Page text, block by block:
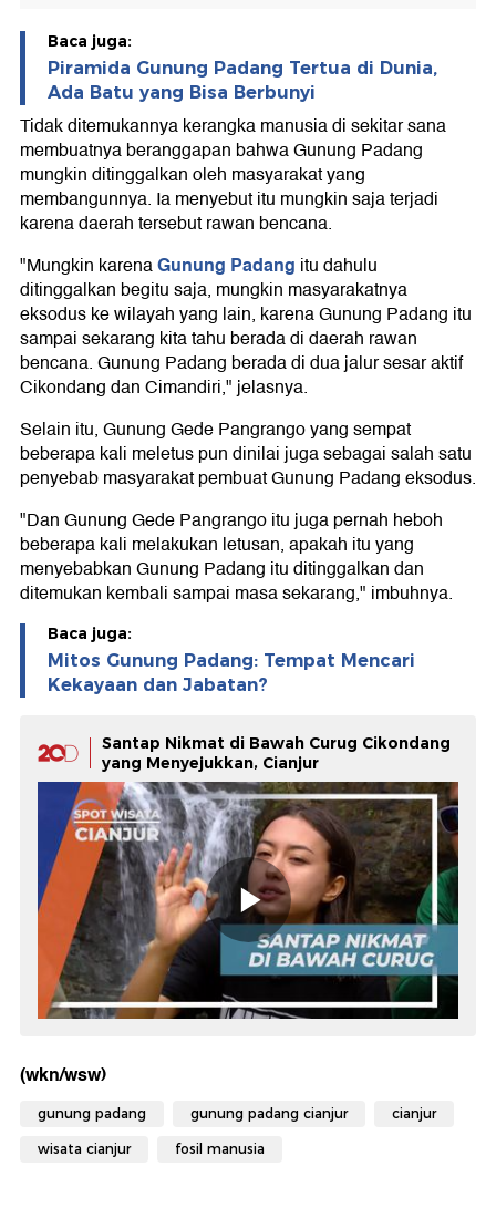
Baca juga:
Piramida Gunung Padang Tertua di Dunia,
Ada Batu yang Bisa Berbunyi
Tidak ditemukannya kerangka manusia di sekitar sana
membuatnya beranggapan bahwa Gunung Padang
mungkin ditinggalkan oleh masyarakat yang
membangunnya. Ia menyebut itu mungkin saja terjadi
karena daerah tersebut rawan bencana.
"Mungkin karenaGunung Padang itu dahulu
ditinggalkan begitu saja, mungkin masyarakatnya
eksodus ke wilayah yang lain, karena Gunung Padang itu
sampai sekarang kita tahu berada di daerah rawan
bencana. Gunung Padang berada di dua jalur sesar aktif
Cikondang dan Cimandiri," jelasnya.
Selain itu, Gunung Gede Pangrango yang sempat
beberapa kali meletus pun dinilai juga sebagai salah satu
penyebab masyarakat pembuat Gunung Padang eksodus.
"Dan Gunung Gede Pangrango itu juga pernah heboh
beberapa kali melakukan letusan, apakah itu yang
menyebabkan Gunung Padang itu ditinggalkan dan
ditemukan kembali sampai masa sekarang," imbuhnya.
Baca juga:
Mitos Gunung Padang: Tempat Mencari
Kekayaan dan Jabatan?
Santap Nikmat di Bawah Curug Cikondang
yang Menyejukkan, Cianjur
(wkn/wsw)
gunung padang gunung padang cianjur cianjur
wisata cianjur fosil manusia